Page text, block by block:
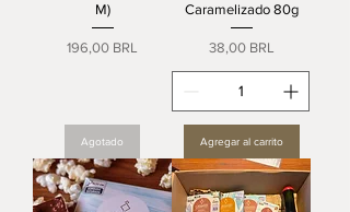
M)
Precio
196,00 BRL
Agotado
Caramelizado 80g
Precio
38,00 BRL
Agregar al carrito